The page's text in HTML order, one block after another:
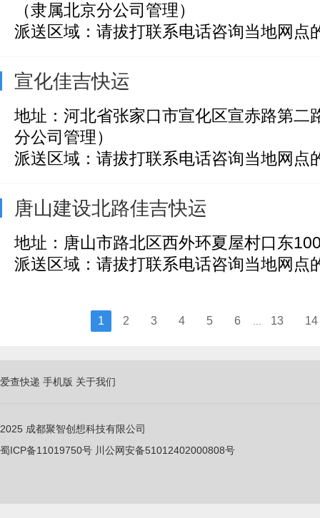
（隶属北京分公司管理）
派送区域：请拔打联系电话咨询当地网点
宣化佳吉快运
地址：河北省张家口市宣化区宣赤路第二
分公司管理）
派送区域：请拔打联系电话咨询当地网点
唐山建设北路佳吉快运
地址：唐山市路北区西外环夏屋村口东
派送区域：请拔打联系电话咨询当地网点
1 2 3 4 5 6 13 14
爱查快递 手机版 关于我们
2025 成都聚智创想科技有限公司
蜀ICP备11019750号 川公网安备51012402000808号